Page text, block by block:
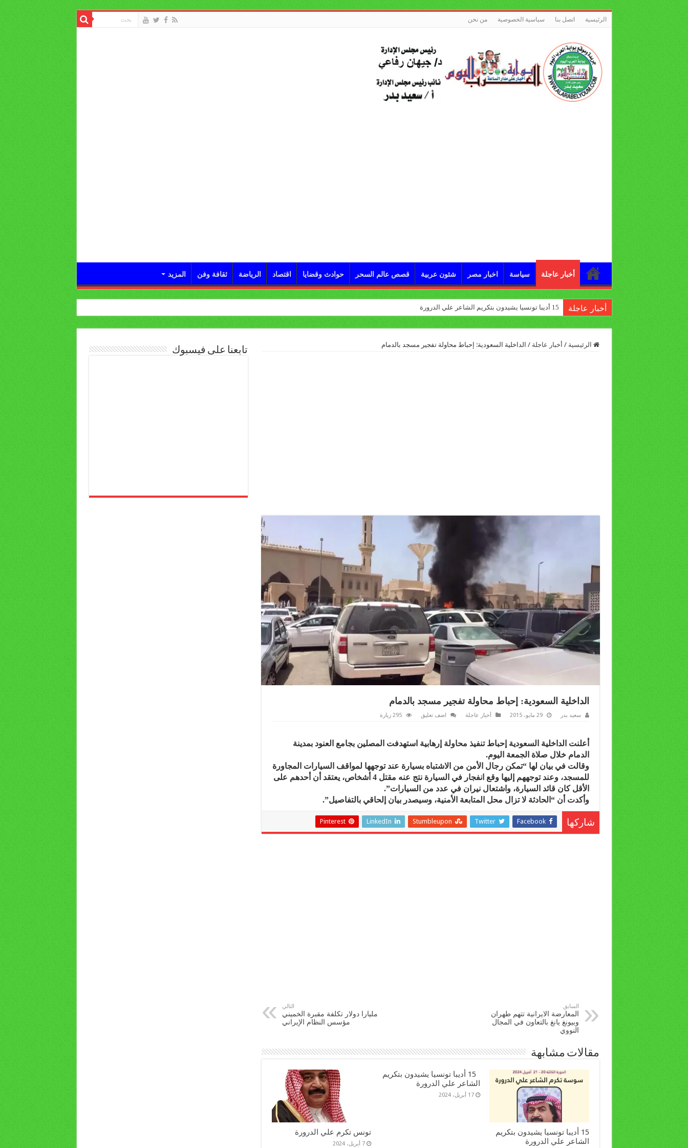
الرئيسية اتصل بنا سياسية الخصوصية من نحن
أخبار عاجلة سياسة اخبار مصر شئون عربية قصص عالم السحر حوادث وقضايا اقتصاد الرياضة ثقافة وفن المزيد
أخبار عاجلة 15 أديبا تونسيا يشيدون بتكريم الشاعر علي الدرورة
الرئيسية / أخبار عاجلة / الداخلية السعودية: إحباط محاولة تفجير مسجد بالدمام
الداخلية السعودية: إحباط محاولة تفجير مسجد بالدمام
سعيد بدر 29 مايو، 2015 أخبار عاجلة اضف تعليق 295 زيارة
أعلنت الداخلية السعودية إحباط تنفيذ محاولة إرهابية استهدفت المصلين بجامع العنود بمدينة
الدمام خلال صلاة الجمعة اليوم.
وقالت في بيان لها “تمكن رجال الأمن من الاشتباه بسيارة عند توجهها لمواقف السيارات المجاورة
للمسجد، وعند توجههم إليها وقع انفجار في السيارة نتج عنه مقتل 4 أشخاص، يعتقد أن أحدهم على
الأقل كان قائد السيارة، واشتعال نيران في عدد من السيارات”.
وأكدت أن “الحادثة لا تزال محل المتابعة الأمنية، وسيصدر بيان إلحاقي بالتفاصيل”.
شاركها Facebook
Twitter
Stumbleupon
LinkedIn
Pinterest
السابق
المعارضة الايرانية تتهم طهران
وبيونغ يانغ بالتعاون في المجال
النووي
التالي
مليارا دولار تكلفة مقبرة الخميني
مؤسس النظام الإيراني
مقالات مشابهة
15 أديبا تونسيا يشيدون بتكريم
الشاعر علي الدرورة
15 أديبا تونسيا يشيدون بتكريم
الشاعر علي الدرورة
17 أبريل، 2024
تونس تكرم علي الدرورة
7 أبريل، 2024
تابعنا على فيسبوك